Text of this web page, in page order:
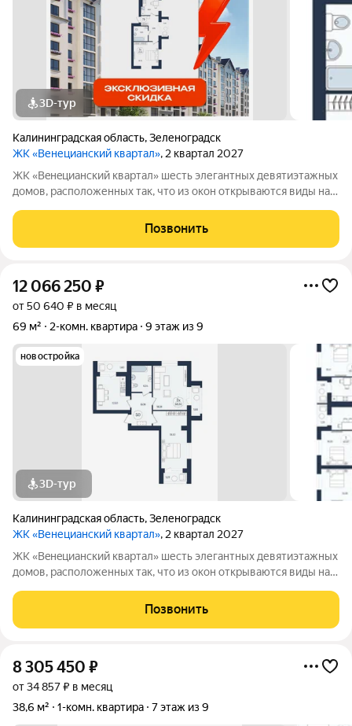
3D-тур
Калининградская область,Зеленоградск
ЖК «Венецианский квартал», 2 квартал 2027
ЖК «Вeнeцианcкий квартал» шесть элегантных девятиэтажных
домов, расположенных так, что из окон открываются виды на
-Квартиры в комплексе сдаются в качественном сером ключе.
-Дома имеют высокий
Позвонить
12 066 250 ₽
от 50 640 ₽ в месяц
69 м²
2-комн. квартира 9 этаж из 9
новостройка
3D-тур
Калининградская область,Зеленоградск
ЖК «Венецианский квартал», 2 квартал 2027
ЖК «Вeнeцианcкий квартал» шесть элегантных девятиэтажных
домов, расположенных так, что из окон открываются виды на
-Квартиры в комплексе сдаются в качественном сером ключе.
-Дома имеют высокий
Позвонить
8 305 450 ₽
от 34 857 ₽ в месяц
38,6 м²
1-комн. квартира 7 этаж из 9